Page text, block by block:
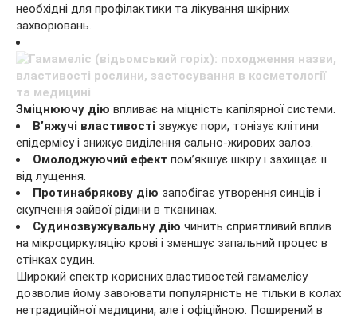
необхідні для профілактики та лікування шкірних
захворювань.
Зміцнюючу дію впливає на міцність капілярної системи.
В’яжучі властивості звужує пори, тонізує клітини
епідермісу і знижує виділення сально-жирових залоз.
Омолоджуючий ефект пом’якшує шкіру і захищає її
від лущення.
Протинабрякову дію запобігає утворення синців і
скупчення зайвої рідини в тканинах.
Судинозвужувальну дію чинить сприятливий вплив
на мікроциркуляцію крові і зменшує запальний процес в
стінках судин.
Широкий спектр корисних властивостей гамамелісу
дозволив йому завоювати популярність не тільки в колах
нетрадиційної медицини, але і офіційною. Поширений в